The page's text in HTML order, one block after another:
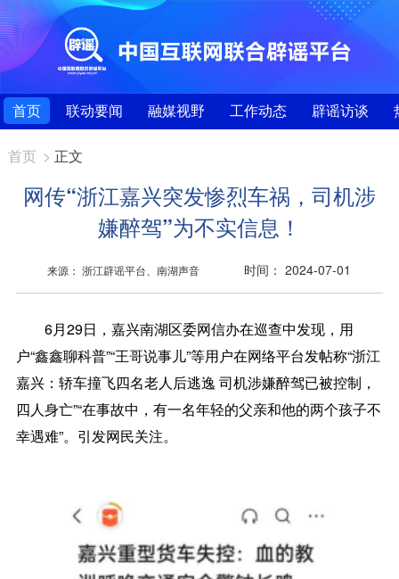
首页 联动要闻 融媒视野 工作动态 辟谣访谈
首页 > 正文
网传“浙江嘉兴突发惨烈车祸，司机涉
嫌醉驾”为不实信息！
来源： 浙江辟谣平台、南湖声音 时间： 2024-07-01
6月29日，嘉兴南湖区委网信办在巡查中发现，用
户“鑫鑫聊科普”“王哥说事儿”等用户在网络平台发帖称“浙江
嘉兴：轿车撞飞四名老人后逃逸 司机涉嫌醉驾已被控制，
四人身亡”“在事故中，有一名年轻的父亲和他的两个孩子不
幸遇难”。引发网民关注。